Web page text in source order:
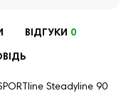
ВІДГУКИ 0
Steadyline 90